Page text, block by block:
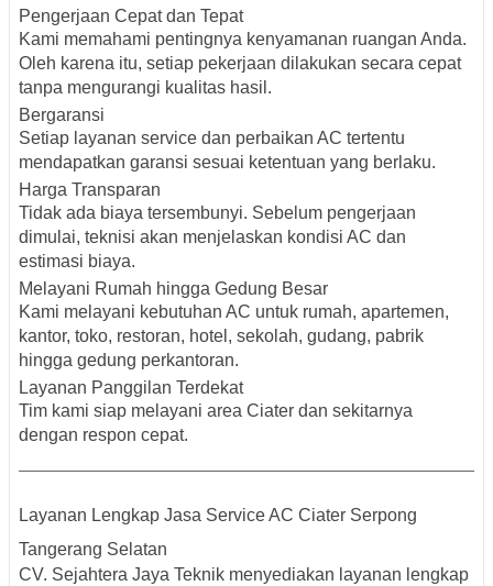
Pengerjaan Cepat dan Tepat
Kami memahami pentingnya kenyamanan ruangan Anda.
Oleh karena itu, setiap pekerjaan dilakukan secara cepat
tanpa mengurangi kualitas hasil.
Bergaransi
Setiap layanan service dan perbaikan AC tertentu
mendapatkan garansi sesuai ketentuan yang berlaku.
Harga Transparan
Tidak ada biaya tersembunyi. Sebelum pengerjaan
dimulai, teknisi akan menjelaskan kondisi AC dan
estimasi biaya.
Melayani Rumah hingga Gedung Besar
Kami melayani kebutuhan AC untuk rumah, apartemen,
kantor, toko, restoran, hotel, sekolah, gudang, pabrik
hingga gedung perkantoran.
Layanan Panggilan Terdekat
Tim kami siap melayani area Ciater dan sekitarnya
dengan respon cepat.
Layanan Lengkap Jasa Service AC Ciater Serpong
Tangerang Selatan
CV. Sejahtera Jaya Teknik menyediakan layanan lengkap